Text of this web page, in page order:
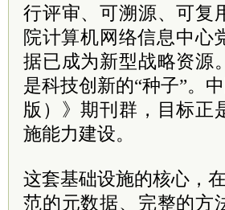
行评审、可溯源、可复
院计算机网络信息中心
据已成为新型战略资源
是科技创新的“种子”。
版）》期刊群，目标正
施能力建设。
这套基础设施的核心，
范的元数据、完整的方